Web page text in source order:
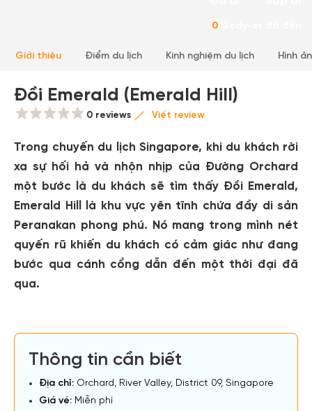
0
Giới thiệu Điểm du lịch Kinh nghiệm du lịch Hình
Đồi Emerald (Emerald Hill)
0 reviews Viết review
Trong chuyến du lịch Singapore, khi du khách rời
xa sự hối hả và nhộn nhịp của Đường Orchard
một bước là du khách sẽ tìm thấy Đồi Emerald,
Emerald Hill là khu vực yên tĩnh chứa đầy di sản
Peranakan phong phú. Nó mang trong mình nét
quyến rũ khiến du khách có cảm giác như đang
bước qua cánh cổng dẫn đến một thời đại đã
qua.
Thông tin cần biết
Địa chỉ: Orchard, River Valley, District 09, Singapore
Giá vé: Miễn phí